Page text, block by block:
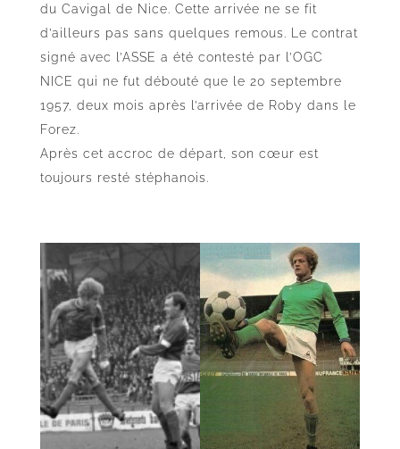
du Cavigal de Nice. Cette arrivée ne se fit
d’ailleurs pas sans quelques remous. Le contrat
signé avec l’ASSE a été contesté par l’OGC
NICE qui ne fut débouté que le 20 septembre
1957, deux mois après l’arrivée de Roby dans le
Forez.
Après cet accroc de départ, son cœur est
toujours resté stéphanois.